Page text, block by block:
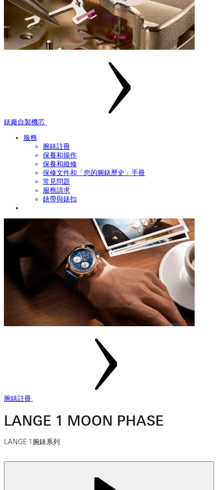
錶廠自製機芯
服務
腕錶註冊
保養和操作
保養和維修
保修文件和「您的腕錶歷史」手冊
常見問題
服務請求
錶帶與錶扣
腕錶註冊
LANGE 1 MOON PHASE
LANGE 1腕錶系列